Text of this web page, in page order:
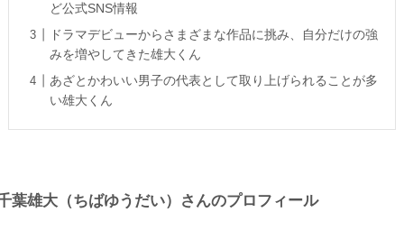
ど公式SNS情報
ドラマデビューからさまざまな作品に挑み、自分だけの強
みを増やしてきた雄大くん
あざとかわいい男子の代表として取り上げられることが多
い雄大くん
葉雄大（ちばゆうだい）さんのプロフィール